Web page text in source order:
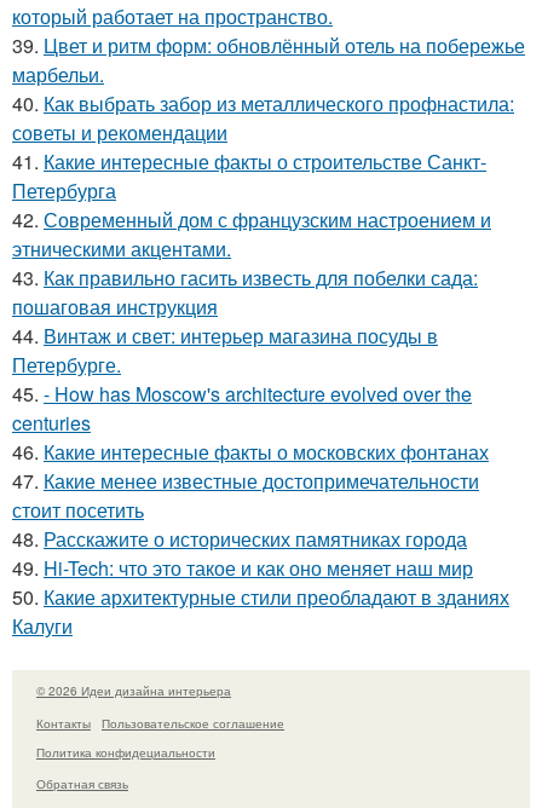
который работает на пространство.
39. Цвет и ритм форм: обновлённый отель на побережье
марбельи.
40. Как выбрать забор из металлического профнастила:
советы и рекомендации
41. Какие интересные факты о строительстве Санкт-
Петербурга
42. Современный дом с французским настроением и
этническими акцентами.
43. Как правильно гасить известь для побелки сада:
пошаговая инструкция
44. Винтаж и свет: интерьер магазина посуды в
Петербурге.
45. - How has Moscow's architecture evolved over the
centuries
46. Какие интересные факты о московских фонтанах
47. Какие менее известные достопримечательности
стоит посетить
48. Расскажите о исторических памятниках города
49. Hi-Tech: что это такое и как оно меняет наш мир
50. Какие архитектурные стили преобладают в зданиях
Калуги
© 2026 Идеи дизайна интерьера
Контакты
Пользовательское соглашение
Политика конфидециальности
Обратная связь